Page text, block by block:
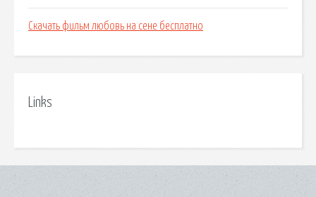
Скачать фильм любовь на сене бесплатно
Links